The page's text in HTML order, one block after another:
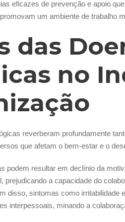
eficazes de prevenção e apoio
um ambiente de trabalho
das
no
reverberam profundamente
que afetam o bem-estar e o
podem resultar em declínio da
prejudicando a capacidade do
disso, sintomas como irritabilidade
interpessoais, minando a